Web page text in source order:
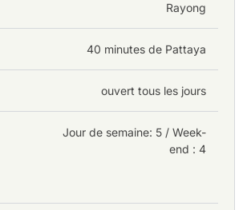
Rayong
40 minutes de Pattaya
ouvert tous les jours
Jour de semaine: 5 / Week-
end : 4